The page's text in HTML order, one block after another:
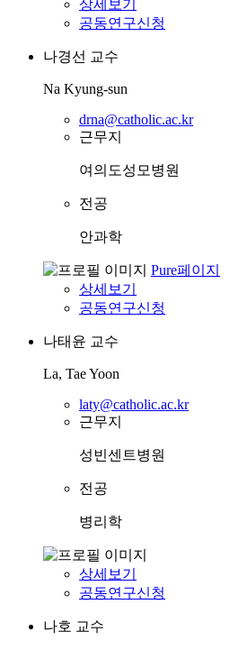
상세보기
공동연구신청
나경선 교수
Na Kyung-sun
drna@catholic.ac.kr
근무지
여의도성모병원
전공
안과학
Pure페이지
상세보기
공동연구신청
나태윤 교수
La, Tae Yoon
laty@catholic.ac.kr
근무지
성빈센트병원
전공
병리학
상세보기
공동연구신청
나호 교수